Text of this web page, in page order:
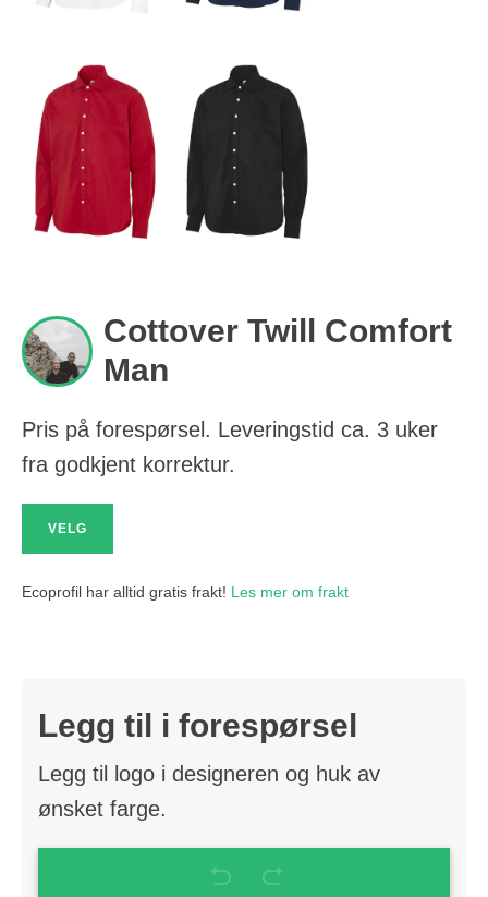
Cottover Twill Comfort
Man
Pris på forespørsel. Leveringstid ca. 3 uker
fra godkjent korrektur.
VELG
Ecoprofil har alltid gratis frakt! Les mer om frakt
Legg til i forespørsel
Legg til logo i designeren og huk av
ønsket farge.